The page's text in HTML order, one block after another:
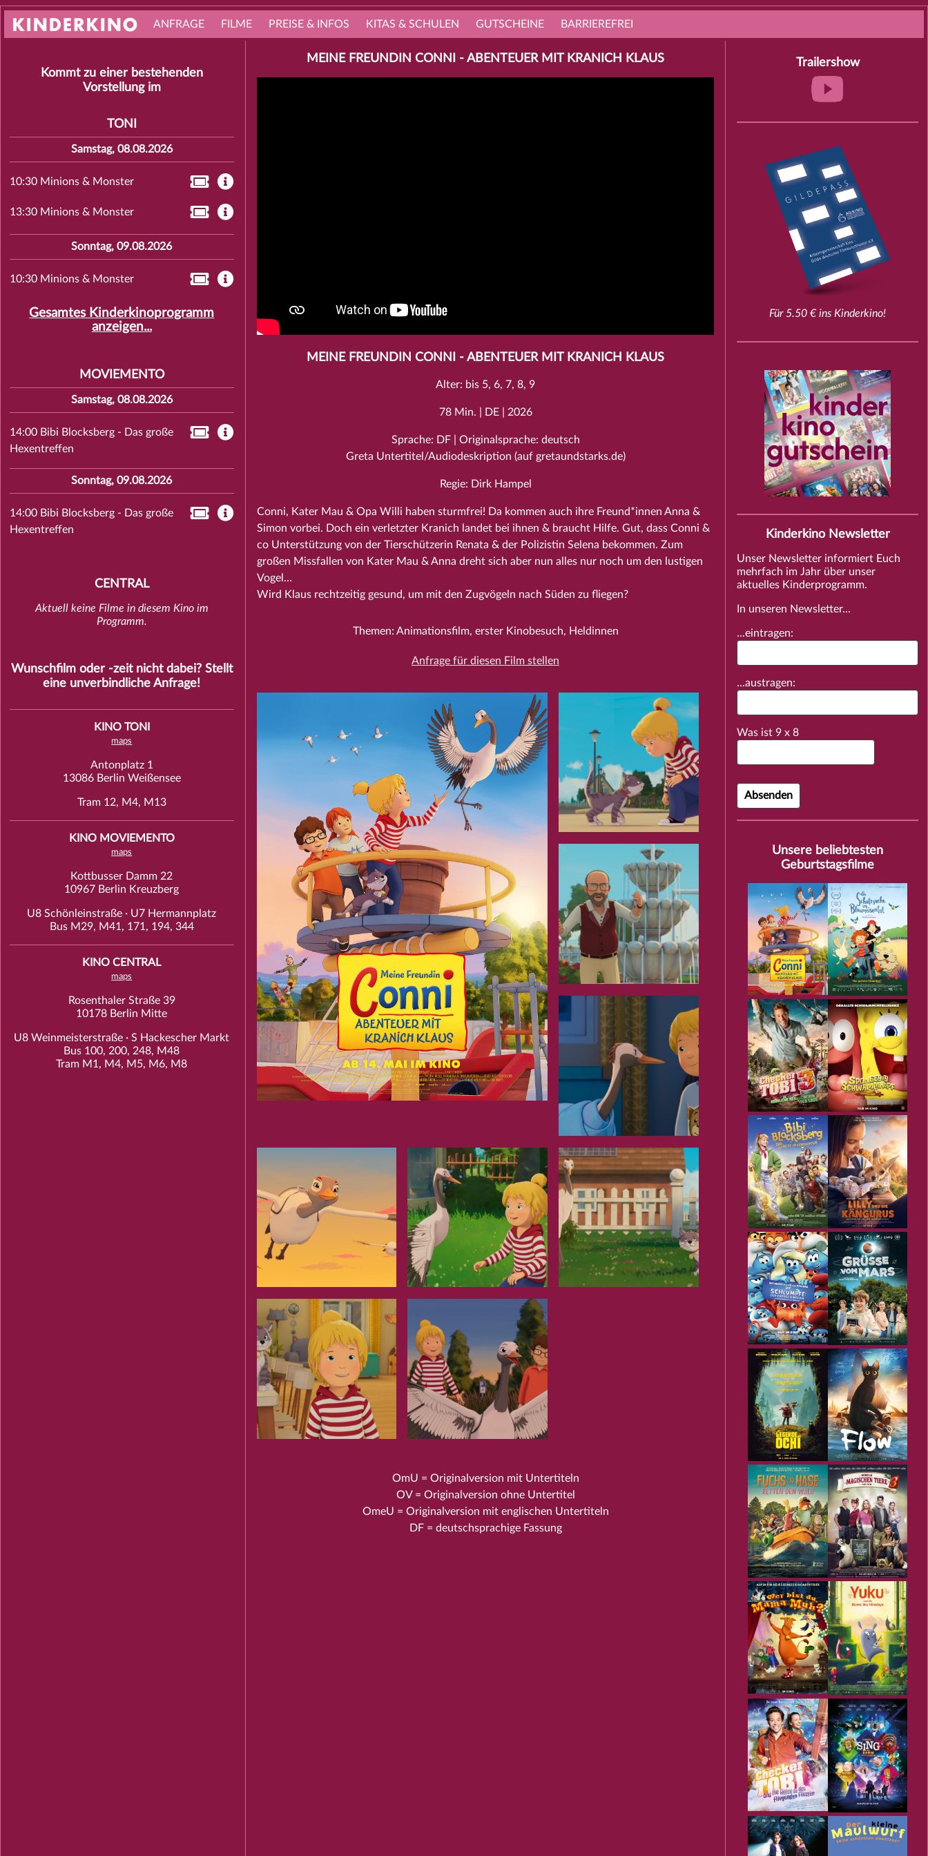
ANFRAGE FILME PREISE & INFOS KITAS & SCHULEN GUTSCHEINE BARRIEREFREI
MEINE FREUNDIN CONNI - ABENTEUER MIT KRANICH KLAUS
MEINE FREUNDIN CONNI - ABENTEUER MIT KRANICH KLAUS
Alter: bis 5, 6, 7, 8, 9
78 Min. | DE | 2026
Sprache: DF | Originalsprache: deutsch
Greta Untertitel/Audiodeskription (auf gretaundstarks.de)
Regie: Dirk Hampel
Conni, Kater Mau & Opa Willi haben sturmfrei! Da kommen auch ihre Freund*innen Anna &
Simon vorbei. Doch ein verletzter Kranich landet bei ihnen & braucht Hilfe. Gut, dass Conni &
co Unterstützung von der Tierschützerin Renata & der Polizistin Selena bekommen. Zum
großen Missfallen von Kater Mau & Anna dreht sich aber nun alles nur noch um den lustigen
Vogel…
Wird Klaus rechtzeitig gesund, um mit den Zugvögeln nach Süden zu fliegen?
Themen: Animationsfilm, erster Kinobesuch, Heldinnen
Anfrage für diesen Film stellen
OmU = Originalversion mit Untertiteln
OV = Originalversion ohne Untertitel
OmeU = Originalversion mit englischen Untertiteln
DF = deutschsprachige Fassung
Kommt zu einer bestehenden
Vorstellung im
TONI
Samstag, 08.08.2026
10:30 Minions & Monster
13:30 Minions & Monster
Sonntag, 09.08.2026
10:30 Minions & Monster
Gesamtes Kinderkinoprogramm
anzeigen...
MOVIEMENTO
Samstag, 08.08.2026
14:00 Bibi Blocksberg - Das große
Hexentreffen
Sonntag, 09.08.2026
14:00 Bibi Blocksberg - Das große
Hexentreffen
CENTRAL
Aktuell keine Filme in diesem Kino im
Programm.
Wunschfilm oder -zeit nicht dabei? Stellt
eine unverbindlicheAnfrage!
KINO TONI
maps
Antonplatz 1
13086 Berlin Weißensee
Tram 12, M4, M13
KINO MOVIEMENTO
maps
Kottbusser Damm 22
10967 Berlin Kreuzberg
U8 Schönleinstraße · U7 Hermannplatz
Bus M29, M41, 171, 194, 344
KINO CENTRAL
maps
Rosenthaler Straße 39
10178 Berlin Mitte
U8 Weinmeisterstraße · S Hackescher Markt
Bus 100, 200, 248, M48
Tram M1, M4, M5, M6, M8
Trailershow
Für 5.50 € ins Kinderkino!
Kinderkino Newsletter
Unser Newsletter informiert Euch
mehrfach im Jahr über unser
aktuelles Kinderprogramm.
In unseren Newsletter...
...eintragen:
...austragen:
Was ist 9 x 8
Unsere beliebtesten
Geburtstagsfilme